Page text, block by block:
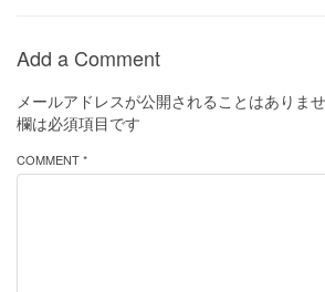
Add a Comment
メールアドレスが公開されることはありませ
欄は必須項目です
COMMENT *